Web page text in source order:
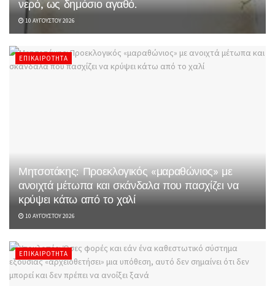
νερό, ως δημόσιο αγαθό.
10 ΑΥΓΟΎΣΤΟΥ 2026
ΕΠΙΚΑΙΡΌΤΗΤΑ
Μητσοτάκης: Προεκλογικός «μαραθώνιος» με
ανοιχτά μέτωπα και σκάνδαλα που πασχίζει να
κρύψει κάτω από το χαλί
10 ΑΥΓΟΎΣΤΟΥ 2026
ΕΠΙΚΑΙΡΌΤΗΤΑ